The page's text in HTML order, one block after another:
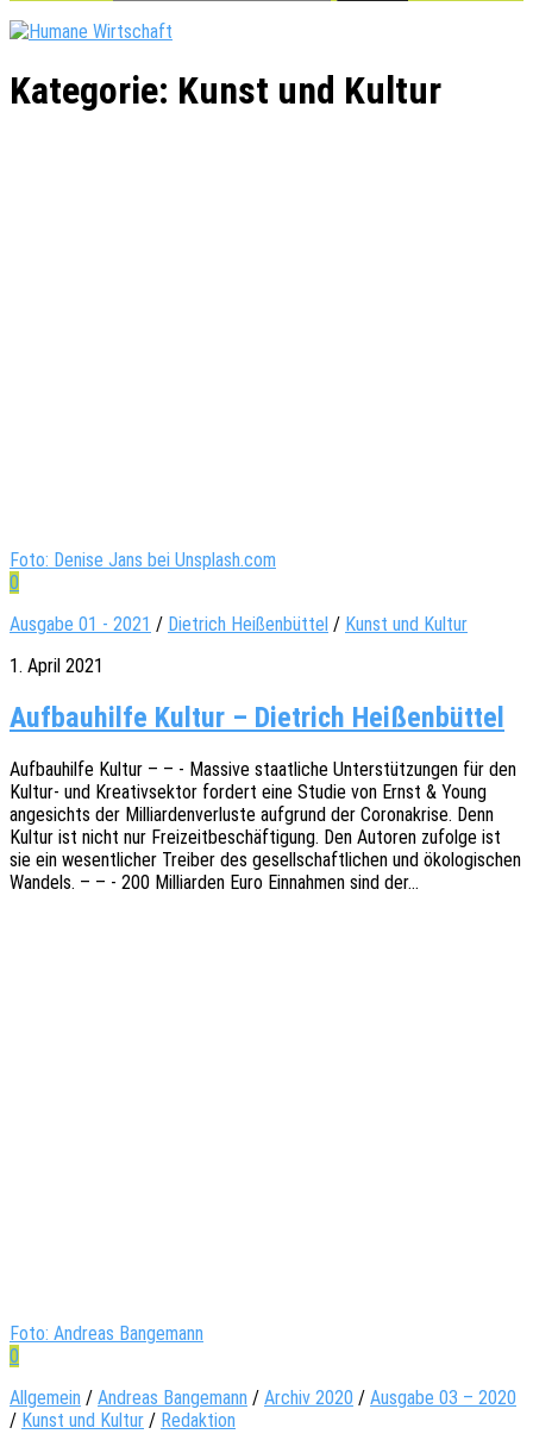
Kategorie: Kunst und Kultur
Foto: Denise Jans bei Unsplash.com
0
Ausgabe 01 - 2021 / Dietrich Heißenbüttel / Kunst und Kultur
1. April 2021
Aufbauhilfe Kultur – Dietrich Heißenbüttel
Aufbau­hil­fe Kultur – – - Massi­ve staat­li­che Unter­stüt­zun­gen für den
Kultur- und Krea­tiv­sek­tor fordert eine Studie von Ernst & Young
ange­sichts der Milli­ar­den­ver­lus­te aufgrund der Coro­na­kri­se. Denn
Kultur ist nicht nur Frei­zeit­be­schäf­ti­gung. Den Autoren zufol­ge ist
sie ein wesent­li­cher Trei­ber des gesell­schaft­li­chen und ökolo­gi­schen
Wandels. – – - 200 Milli­ar­den Euro Einnah­men sind der…
Foto: Andreas Bangemann
0
Allgemein / Andreas Bangemann / Archiv 2020 / Ausgabe 03 – 2020
/ Kunst und Kultur / Redaktion